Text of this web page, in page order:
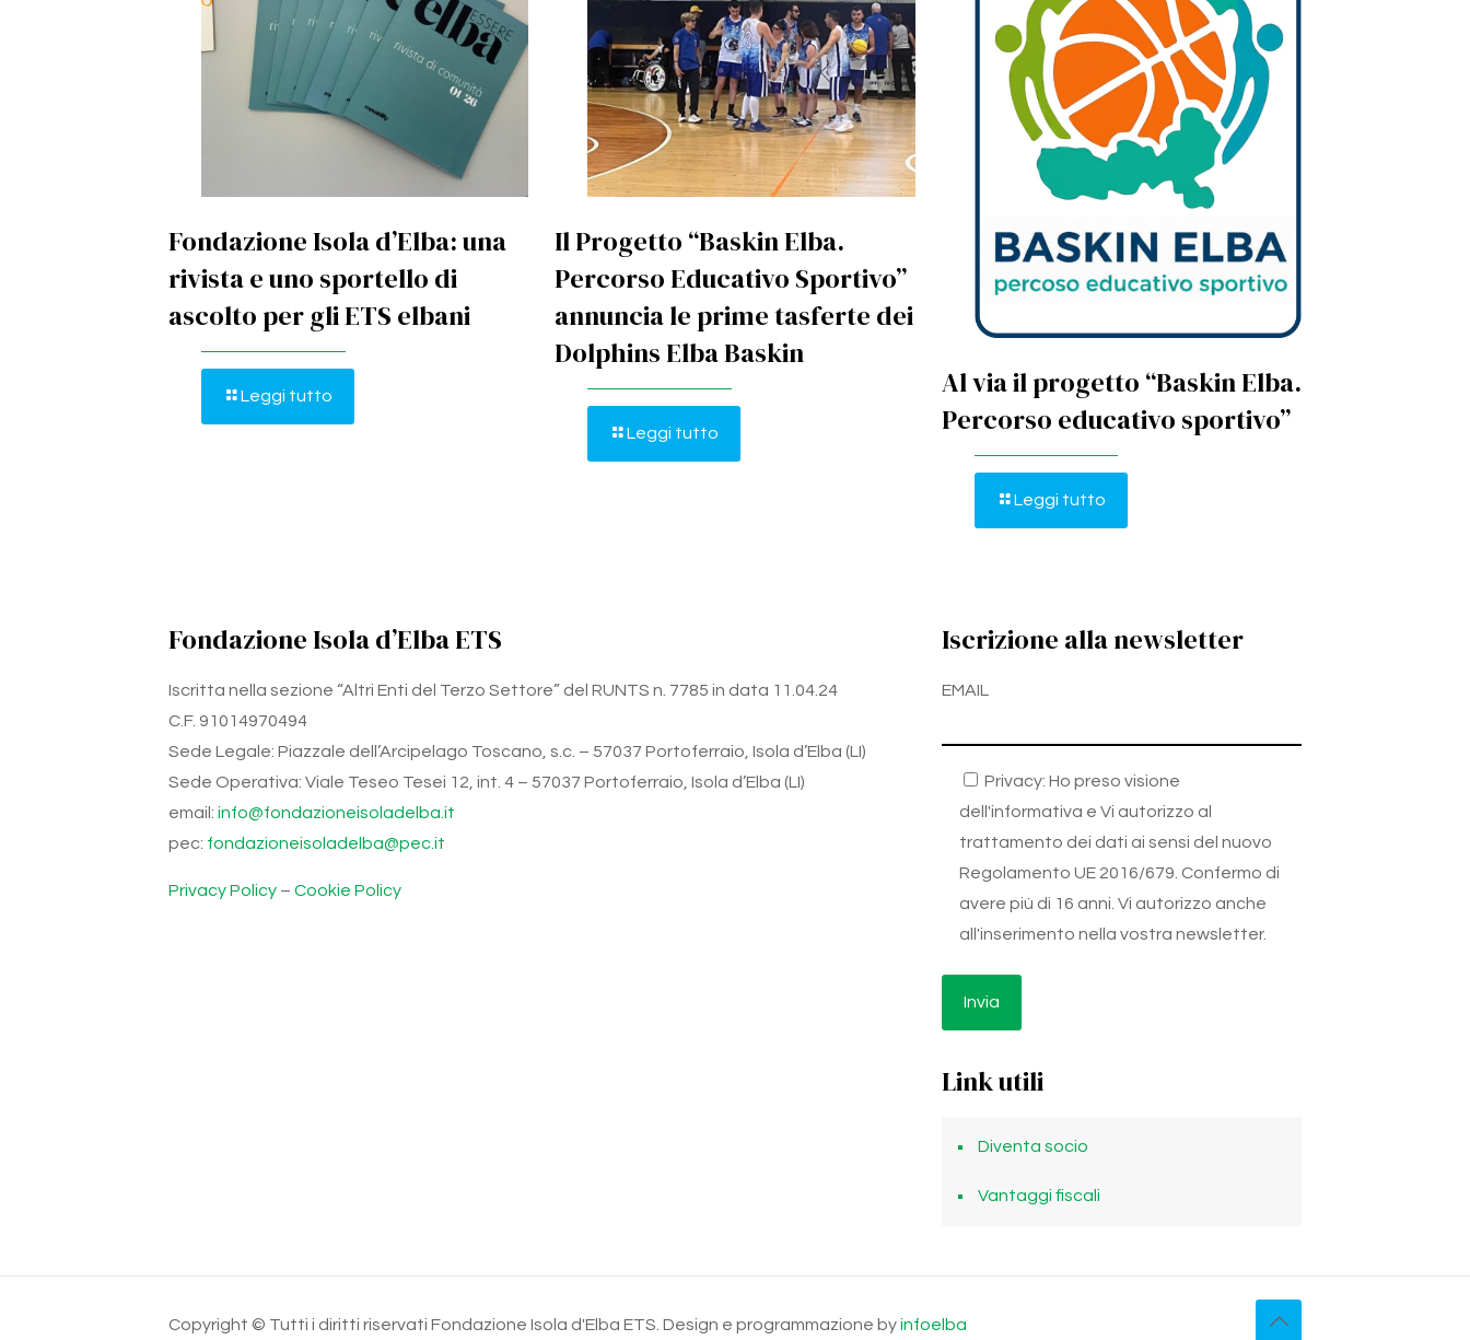
Fondazione Isola d’Elba: una
rivista e uno sportello di
ascolto per gli ETS elbani
Leggi tutto
Il Progetto “Baskin Elba.
Percorso Educativo Sportivo”
annuncia le prime tasferte dei
Dolphins Elba Baskin
Leggi tutto
Al via il progetto “Baskin Elba.
Percorso educativo sportivo”
Leggi tutto
Fondazione Isola d’Elba ETS
Iscritta nella sezione “Altri Enti del Terzo Settore” del RUNTS n. 7785 in data 11.04.24
C.F. 91014970494
Sede Legale: Piazzale dell’Arcipelago Toscano, s.c. – 57037 Portoferraio, Isola d’Elba (LI)
Sede Operativa: Viale Teseo Tesei 12, int. 4 – 57037 Portoferraio, Isola d’Elba (LI)
email: info@fondazioneisoladelba.it
pec: fondazioneisoladelba@pec.it
Privacy Policy – Cookie Policy
Iscrizione alla newsletter
EMAIL
Privacy: Ho preso visione
dell'informativa e Vi autorizzo al
trattamento dei dati ai sensi del nuovo
Regolamento UE 2016/679. Confermo di
avere più di 16 anni. Vi autorizzo anche
all'inserimento nella vostra newsletter.
Link utili
Diventa socio
Vantaggi fiscali
Copyright © Tutti i diritti riservati Fondazione Isola d'Elba ETS. Design e programmazione byinfoelba